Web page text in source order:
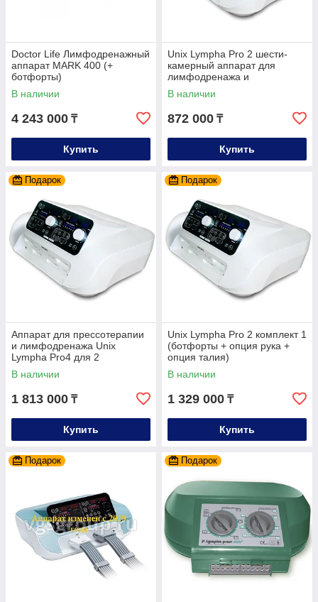
Doctor Life Лимфодренажный
аппарат MARK 400 (+
ботфорты)
В наличии
4 243 000 ₸
Купить
Unix Lympha Pro 2 шести-
камерный аппарат для
лимфодренажа и
прессотерапии (2 манжеты
для ног)
В наличии
872 000 ₸
Купить
Подарок
Аппарат для прессотерапии
и лимфодренажа Unix
Lympha Pro4 для 2
пользователей
одновременно (4 манжеты
В наличии
1 813 000 ₸
Купить
Подарок
Unix Lympha Pro 2 комплект 1
(ботфорты + опция рука +
опция талия)
В наличии
1 329 000 ₸
Купить
Подарок Подарок